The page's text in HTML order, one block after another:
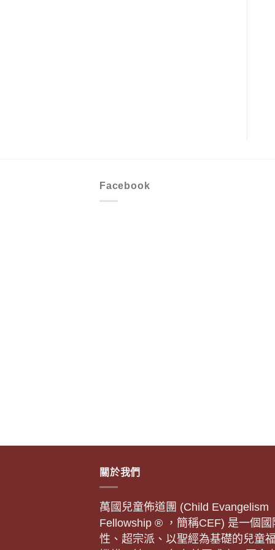
Facebook
關於我們
萬國兒童佈道團 (Child Evangelism
Fellowship ® ，簡稱CEF) 是一個國
性、超宗派、以聖經為基礎的兒童